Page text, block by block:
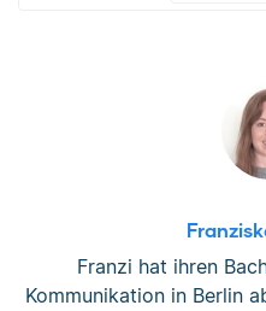
Franzi hat ihren
Kommunikation in Berlin